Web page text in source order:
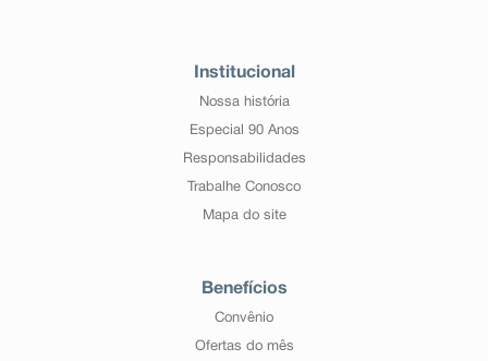
Institucional
Nossa história
Especial 90 Anos
Responsabilidades
Trabalhe Conosco
Mapa do site
Benefícios
Convênio
Ofertas do mês